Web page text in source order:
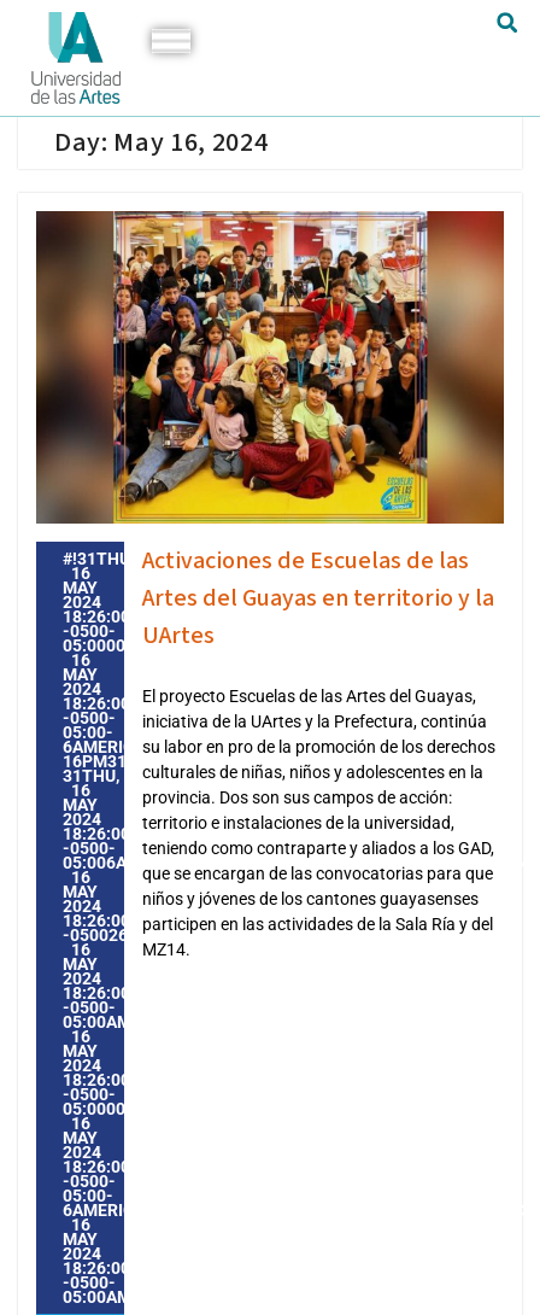
Day: May 16, 2024
#!31THU,
16
MAY
2024
18:26:00
-0500-
05:000031#31THU,
16
MAY
2024
18:26:00
-0500-
05:00-
6AMERICA/GUAYAQUIL3131AMERICA/GUAYAQUIL202431
16PM31PM-
31THU,
16
MAY
2024
18:26:00
-0500-
05:006AMERICA/GUAYAQUIL3131AMERICA/
16
MAY
2024
18:26:00
-0500266265PMTHURSDAY=1009#!31THU,
16
MAY
2024
18:26:00
-0500-
05:00AMERICA/GUAYAQUIL5#MAY#!31THU,
16
MAY
2024
18:26:00
-0500-
05:000031#/31THU,
16
MAY
2024
18:26:00
-0500-
05:00-
6AMERICA/GUAYAQUIL3131AMERICA/
16
MAY
2024
18:26:00
-0500-
05:00AMERICA/GUAYAQUIL5#
Activaciones de Escuelas de las
Artes del Guayas en territorio y la
UArtes
El proyecto Escuelas de las Artes del Guayas,
iniciativa de la UArtes y la Prefectura, continúa
su labor en pro de la promoción de los derechos
culturales de niñas, niños y adolescentes en la
provincia. Dos son sus campos de acción:
territorio e instalaciones de la universidad,
teniendo como contraparte y aliados a los GAD,
que se encargan de las convocatorias para que
niños y jóvenes de los cantones guayasenses
participen en las actividades de la Sala Ría y del
MZ14.